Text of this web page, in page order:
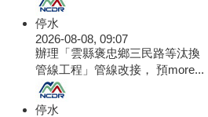
停水
2026-08-08, 09:07
辦理「雲縣褒忠鄉三民路等汰換
管線工程」管線改接， 預more...
停水